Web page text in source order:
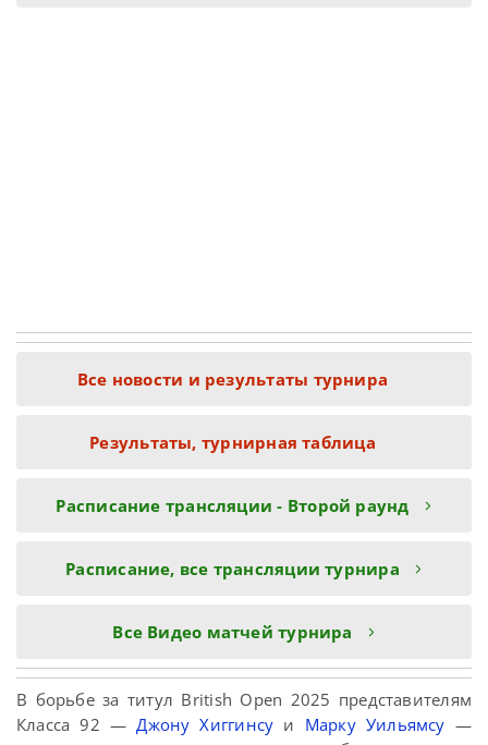
Все новости и результаты турнира
Результаты, турнирная таблица
Расписание трансляции - Второй раунд
Расписание, все трансляции турнира
Все Видео матчей турнира
В борьбе за титул British Open 2025 представителям
Класса 92 —Джону Хиггинсу и Марку Уильямсу —